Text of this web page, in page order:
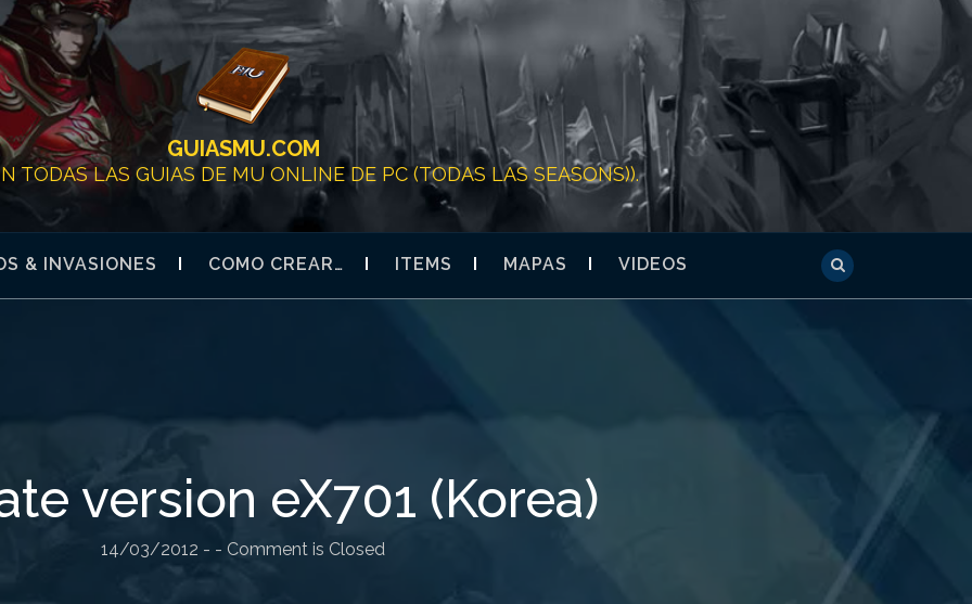
GUIASMU.COM
TODAS LAS GUIAS DE MU ONLINE DE PC (TODAS LAS SEASONS)).
& INVASIONES COMO CREAR… ITEMS MAPAS VIDEOS
version eX701 (Korea)
14/03/2012 - - Comment is Closed